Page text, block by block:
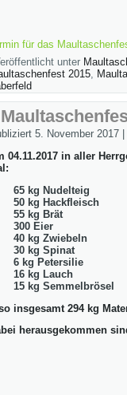
für das
unter
2015,
5. November 2017
04.11.2017 in aller
65 kg Nudelteig
50 kg Hackfleisch
55 kg Brät
300 Eier
40 kg Zwiebeln
30 kg Spinat
6 kg Petersilie
16 kg Lauch
15 kg Semmelbrösel
insgesamt 294 kg
herausgekommen